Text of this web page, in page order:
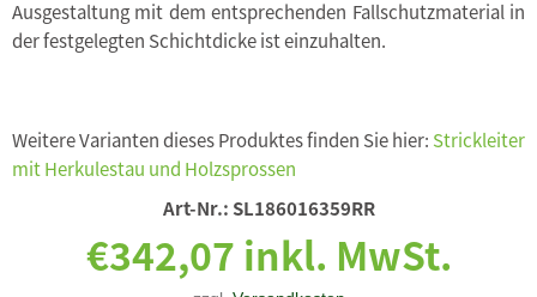
Ausgestaltung mit dem entsprechenden Fallschutzmaterial in
der festgelegten Schichtdicke ist einzuhalten.
Weitere Varianten dieses Produktes finden Sie hier: Strickleiter
mit Herkulestau und Holzsprossen
Art-Nr.: SL186016359RR
€342,07 inkl. MwSt.